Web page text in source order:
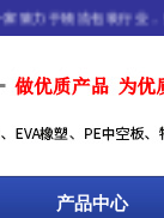
于物流包装行业，集
产品中心